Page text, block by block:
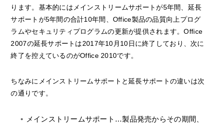
ります。基本的にはメインストリームサポートが5年間、延長
サポートが5年間の合計10年間、Office製品の品質向上プログ
ラムやセキュリティプログラムの更新が提供されます。Office
2007の延長サポートは2017年10月10日に終了しており、次に
終了を控えているのがOffice 2010です。
ちなみにメインストリームサポートと延長サポートの違いは次
の通りです。
メインストリームサポート…製品発売からその期間、